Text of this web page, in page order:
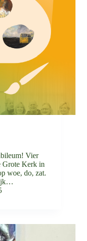
Vier
Grote Kerk in
woe, do, zat.